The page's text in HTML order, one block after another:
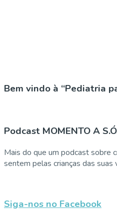
Bem vindo à “Pediatria
Podcast MOMENTO A
Mais do que um podcast sobre
sentem pelas crianças das suas
Siga-nos no Facebook